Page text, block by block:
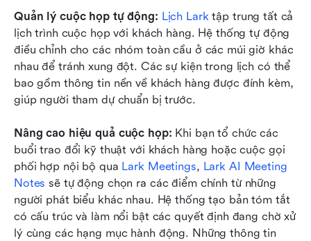
Quản lý cuộc họp tự động: Lịch Lark tập trung tất cả
lịch trình cuộc họp với khách hàng. Hệ thống tự động
điều chỉnh cho các nhóm toàn cầu ở các múi giờ khác
nhau để tránh xung đột. Các sự kiện trong lịch có thể
bao gồm thông tin nền về khách hàng được đính kèm,
giúp người tham dự chuẩn bị trước.
Nâng cao hiệu quả cuộc họp: Khi bạn tổ chức các
buổi trao đổi kỹ thuật với khách hàng hoặc cuộc gọi
phối hợp nội bộ qua Lark Meetings, Lark AI Meeting
Notes sẽ tự động chọn ra các điểm chính từ những
người phát biểu khác nhau. Hệ thống tạo bản tóm tắt
có cấu trúc và làm nổi bật các quyết định đang chờ xử
lý cùng các hạng mục hành động. Những thông tin